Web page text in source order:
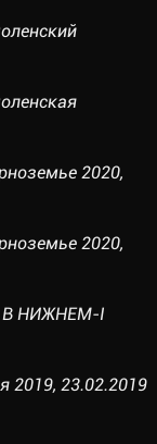
2020,
2020,
В НИЖНЕМ-I
2019, 23.02.2019